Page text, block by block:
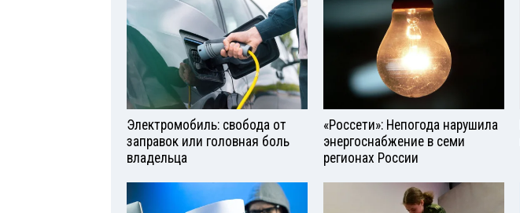
Электромобиль: свобода от
заправок или головная боль
владельца
«Россети»: Непогода нарушила
энергоснабжение в семи
регионах России